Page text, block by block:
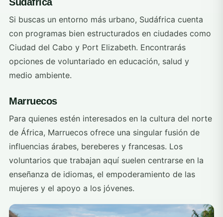
Si buscas un entorno más urbano, Sudáfrica cuenta
con programas bien estructurados en ciudades como
Ciudad del Cabo y Port Elizabeth. Encontrarás
opciones de voluntariado en educación, salud y
medio ambiente.
Marruecos
Para quienes estén interesados en la cultura del norte
de África, Marruecos ofrece una singular fusión de
influencias árabes, bereberes y francesas. Los
voluntarios que trabajan aquí suelen centrarse en la
enseñanza de idiomas, el empoderamiento de las
mujeres y el apoyo a los jóvenes.